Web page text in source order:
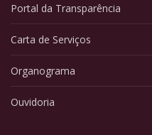
Portal da Transparência
Carta de Serviços
Organograma
Ouvidoria